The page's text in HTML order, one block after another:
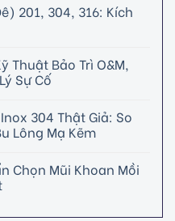
201, 304, 316: Kích
Thuật Bảo Trì O&M,
Sự Cố
304 Thật Giả: So
Lông Mạ Kẽm
Chọn Mũi Khoan Mồi